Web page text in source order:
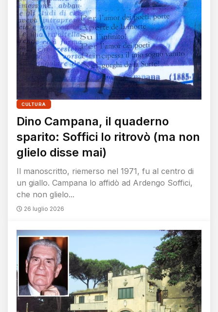
CULTURA
Dino Campana, il quaderno
sparito: Soffici lo ritrovò (ma non
glielo disse mai)
Il manoscritto, riemerso nel 1971, fu al centro di
un giallo. Campana lo affidò ad Ardengo Soffici,
che non glielo...
26 luglio 2026